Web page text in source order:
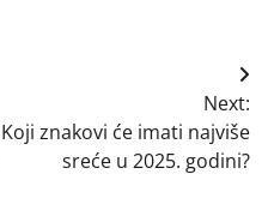
Next:
Koji znakovi će imati najviše
sreće u 2025. godini?